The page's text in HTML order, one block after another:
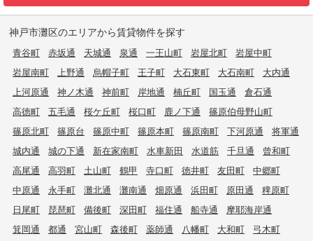
神戸市灘区のエリアから賃貸物件を探す
青谷町 赤坂通 天城通 泉通 一王山町 岩屋北町
岩屋中町
岩屋南町
上野通 烏帽子町 王子町 大石東町 大石南町
大内通
上河原通
神ノ木通 神前町 岸地通 楠丘町 国玉通
倉石通
高徳町
五毛通 桜ケ丘町 桜口町 鹿ノ下通
篠原伯母野山町
篠原北町
篠原台 篠原中町 篠原本町 篠原南町 下河原通
将軍通
城内通
城の下通 新在家南町 水車新田 水道筋 千旦通
曾和町
高尾通
高羽町 土山町 鶴甲 寺口町 徳井町 友田町
中郷町
中原通
永手町 灘北通 灘南通 畑原通 浜田町 原田通
稗原町
日尾町
琵琶町 備後町 深田町 福住通 船寺通
摩耶海岸通
箕岡通
都通 宮山町 森後町 薬師通 八幡町 大和町
弓木町